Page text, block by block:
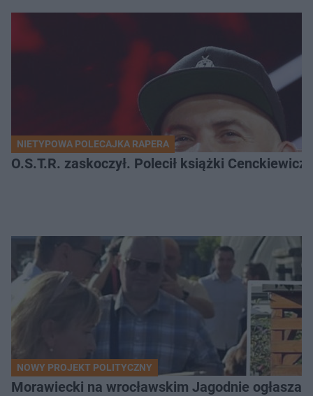
NIETYPOWA POLECAJKA RAPERA
O.S.T.R. zaskoczył. Polecił książki
NOWY PROJEKT POLITYCZNY
Morawiecki na wrocławskim Jagodnie ogłasza